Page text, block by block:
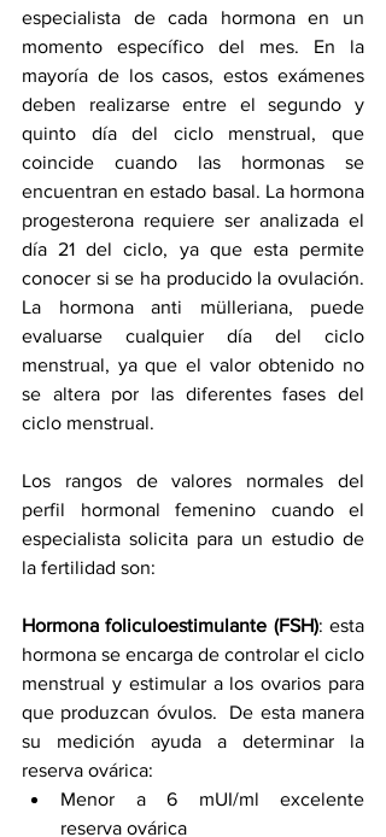
especialista de cada hormona en un
momento específico del mes. En la
mayoría de los casos, estos exámenes
deben realizarse entre el segundo y
quinto día del ciclo menstrual, que
coincide cuando las hormonas se
encuentran en estado basal. La hormona
progesterona requiere ser analizada el
día 21 del ciclo, ya que esta permite
conocer si se ha producido la ovulación.
La hormona anti mülleriana, puede
evaluarse cualquier día del ciclo
menstrual, ya que el valor obtenido no
se altera por las diferentes fases del
ciclo menstrual.
Los rangos de valores normales del
perfil hormonal femenino cuando el
especialista solicita para un estudio de
la fertilidad son:
Hormona foliculoestimulante (FSH): esta
hormona se encarga de controlar el ciclo
menstrual y estimular a los ovarios para
que produzcan óvulos.  De esta manera
su medición ayuda a determinar la
reserva ovárica:
Menor a 6 mUI/ml excelente
reserva ovárica